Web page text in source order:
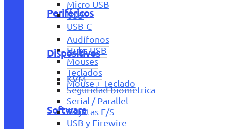
Periféricos
Audífonos
Hubs USB
Mouses
Teclados
Mouse + Teclado
Software
Micro USB
USB
USB-C
Dispositivos
KVM
Seguridad biométrica
Serial / Parallel
Tarjetas E/S
USB y Firewire